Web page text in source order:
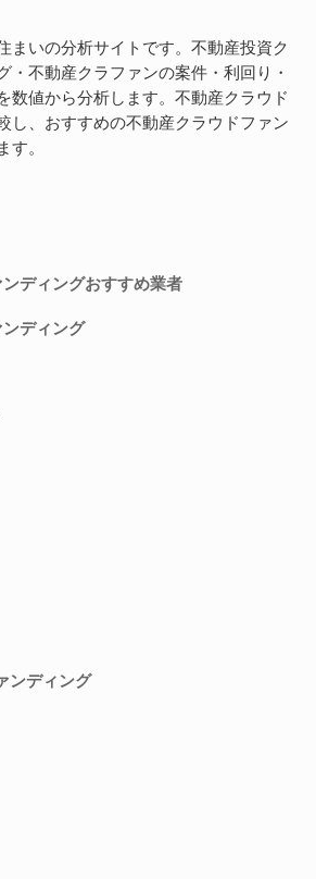
まいの分析サイトです。不動産投資ク
・不動産クラファンの案件・利回り・
数値から分析します。不動産クラウド
し、おすすめの不動産クラウドファン
す。
ディングおすすめ業者
ディング
ンディング